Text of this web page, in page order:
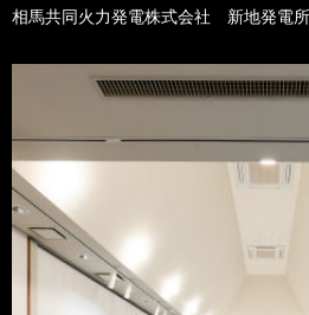
相馬共同火力発電株式会社 新地発電